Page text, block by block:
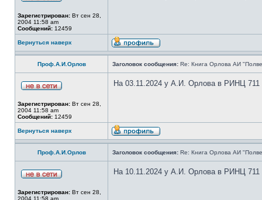
Зарегистрирован: Вт сен 28,
2004 11:58 am
Сообщений: 12459
Вернуться наверх
Проф.А.И.Орлов Заголовок сообщения: Re: Книга Орлова АИ
Зарегистрирован: Вт сен 28,
2004 11:58 am
Сообщений: 12459
На 03.11.2024 у А.И. Орлова в РИНЦ 711
Вернуться наверх
Проф.А.И.Орлов Заголовок сообщения: Re: Книга Орлова АИ
Зарегистрирован: Вт сен 28,
2004 11:58 am
На 10.11.2024 у А.И. Орлова в РИНЦ 711